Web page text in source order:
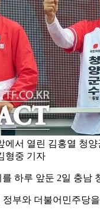
서 열린 김홍열 청
형중 기자
하루 앞둔 2일 충
부와 더불어민주